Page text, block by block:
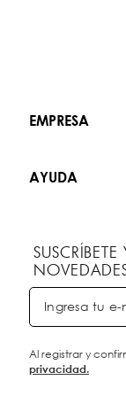
EMPRESA
AYUDA
Al registrar y
privacidad.